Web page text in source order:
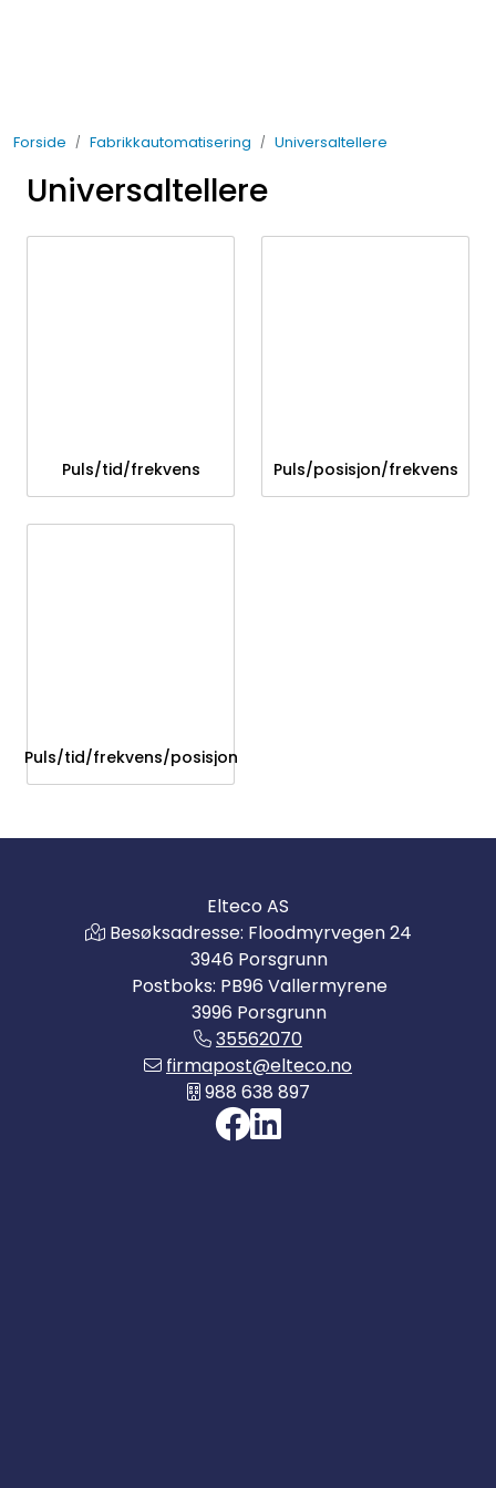
Forside Fabrikkautomatisering Universaltellere
Universaltellere
Puls/tid/frekvens Puls/posisjon/frekvens
Puls/tid/frekvens/posisjon
Elteco AS
Besøksadresse: Floodmyrvegen 24
3946 Porsgrunn
Postboks: PB96 Vallermyrene
3996 Porsgrunn
35562070
firmapost@elteco.no
988 638 897
Fabrikkautomatisering